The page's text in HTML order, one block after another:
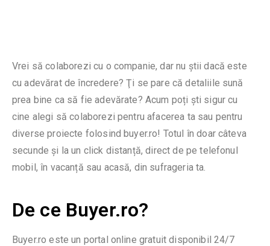
Vrei să colaborezi cu o companie, dar nu știi dacă este
cu adevărat de încredere? Ţi se pare că detaliile sună
prea bine ca să fie adevărate? Acum poți ști sigur cu
cine alegi să colaborezi pentru afacerea ta sau pentru
diverse proiecte folosind buyer.ro! Totul în doar câteva
secunde și la un click distanță, direct de pe telefonul
mobil, în vacanță sau acasă, din sufrageria ta.
De ce Buyer.ro?
Buyer.ro este un portal online gratuit disponibil 24/7